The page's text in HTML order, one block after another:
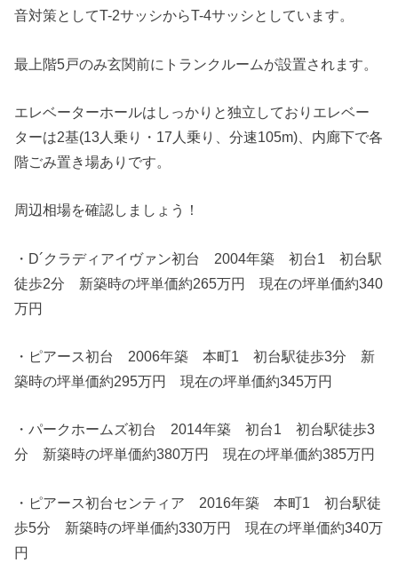
音対策としてT-2サッシからT-4サッシとしています。
最上階5戸のみ玄関前にトランクルームが設置されます。
エレベーターホールはしっかりと独立しておりエレベー
ターは2基(13人乗り・17人乗り、分速105m)、内廊下で各
階ごみ置き場ありです。
周辺相場を確認しましょう！
・D´クラディアイヴァン初台 2004年築 初台1 初台駅
徒歩2分 新築時の坪単価約265万円 現在の坪単価約340
万円
・ピアース初台 2006年築 本町1 初台駅徒歩3分 新
築時の坪単価約295万円 現在の坪単価約345万円
・パークホームズ初台 2014年築 初台1 初台駅徒歩3
分 新築時の坪単価約380万円 現在の坪単価約385万円
・ピアース初台センティア 2016年築 本町1 初台駅徒
歩5分 新築時の坪単価約330万円 現在の坪単価約340万
円